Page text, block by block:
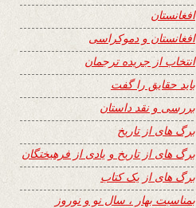
افغانستان
افغانستان و دموکراسی
انتخاب از جریده ترجمان
باید حقایق را گفت
بررسی و نقد داستان
برگ های از تاریخ
برگ های از تاریخ و یادی از فرهیختگان
برگ های از یک کتاب
بمناسبت بهار ، سال نو و نوروز